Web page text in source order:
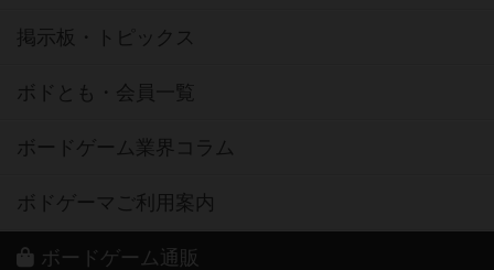
掲示板・トピックス
ボドとも・会員一覧
ボードゲーム業界コラム
ボドゲーマご利用案内
ボードゲーム通販